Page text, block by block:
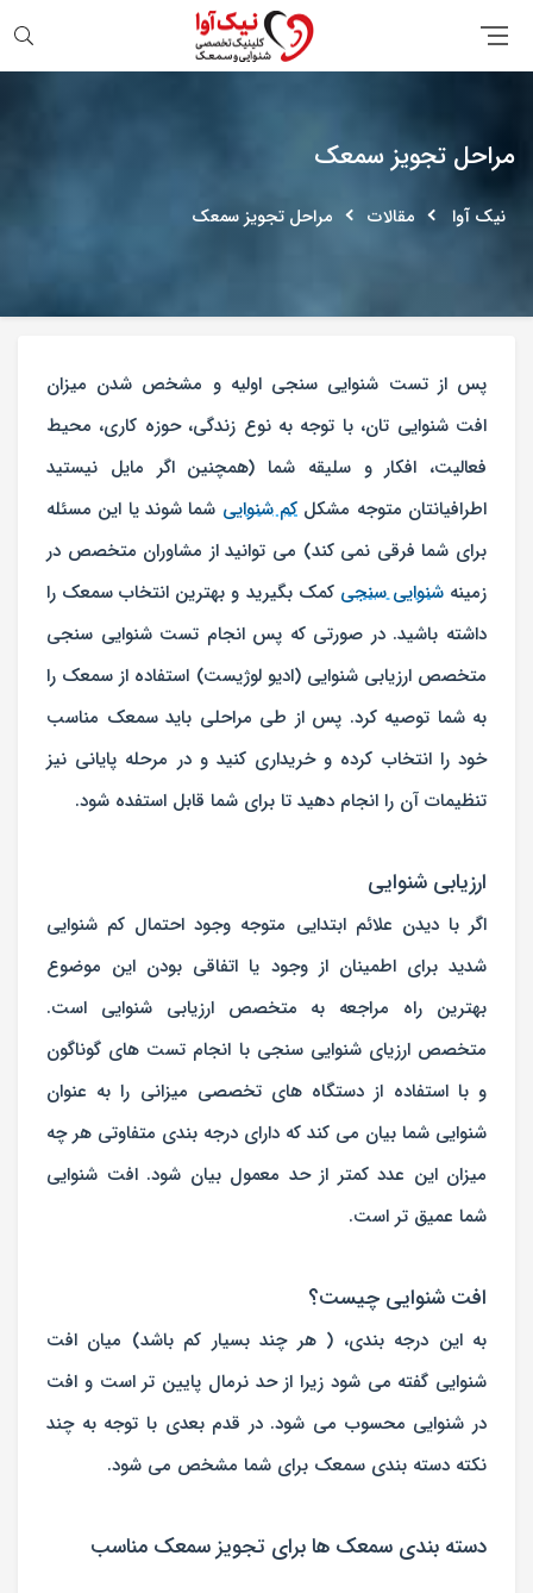
مراحل تجویز سمعک
نیک آوا مقالات مراحل تجویز سمعک
پس از تست شنوایی سنجی اولیه و مشخص شدن میزان
افت شنوایی تان، با توجه به نوع زندگی، حوزه کاری، محیط
فعالیت، افکار و سلیقه شما (همچنین اگر مایل نیستید
اطرافیانتان متوجه مشکل کم شنوایی شما شوند یا این مسئله
برای شما فرقی نمی کند) می توانید از مشاوران متخصص در
زمینهشنوایی سنجی کمک بگیرید و بهترین انتخاب سمعک را
داشته باشید. در صورتی که پس انجام تست شنوایی سنجی
متخصص ارزیابی شنوایی (ادیو لوژیست) استفاده از سمعک را
به شما توصیه کرد. پس از طی مراحلی باید سمعک مناسب
خود را انتخاب کرده و خریداری کنید و در مرحله پایانی نیز
تنظیمات آن را انجام دهید تا برای شما قابل استفده شود.
ارزیابی شنوایی
اگر با دیدن علائم ابتدایی متوجه وجود احتمال کم شنوایی
شدید برای اطمینان از وجود یا اتفاقی بودن این موضوع
بهترین راه مراجعه به متخصص ارزیابی شنوایی است.
متخصص ارزیای شنوایی سنجی با انجام تست های گوناگون
و با استفاده از دستگاه های تخصصی میزانی را به عنوان
شنوایی شما بیان می کند که دارای درجه بندی متفاوتی هر چه
میزان این عدد کمتر از حد معمول بیان شود. افت شنوایی
شما عمیق تر است.
افت شنوایی چیست؟
به این درجه بندی، ( هر چند بسیار کم باشد) میان افت
شنوایی گفته می شود زیرا از حد نرمال پایین تر است و افت
در شنوایی محسوب می شود. در قدم بعدی با توجه به چند
نکته دسته بندی سمعک برای شما مشخص می شود.
دسته بندی سمعک ها برای تجویز سمعک مناسب